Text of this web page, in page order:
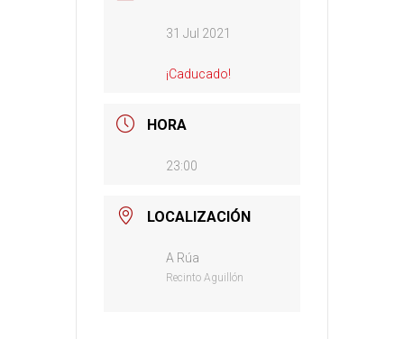
31 Jul 2021
¡Caducado!
HORA
23:00
LOCALIZACIÓN
A Rúa
Recinto Aguillón